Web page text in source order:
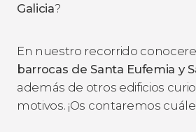
Galicia?
En nuestro recorrido
barrocas de Santa Eufemia y
además de otros edificios
motivos. ¡Os contaremos